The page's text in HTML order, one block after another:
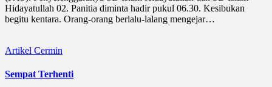
Hidayatullah 02. Panitia diminta hadir pukul 06.30. Kesibukan
begitu kentara. Orang-orang berlalu-lalang mengejar…
Artikel Cermin
Sempat Terhenti